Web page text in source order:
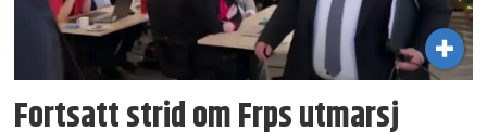
Fortsatt strid om Frps utmarsj